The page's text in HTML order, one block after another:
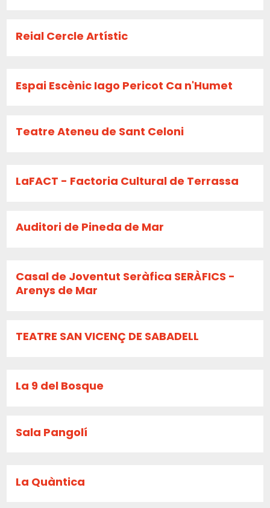
Reial Cercle Artístic
Espai Escènic Iago Pericot Ca n'Humet
Teatre Ateneu de Sant Celoni
LaFACT - Factoria Cultural de Terrassa
Auditori de Pineda de Mar
Casal de Joventut Seràfica SERÀFICS -
Arenys de Mar
TEATRE SAN VICENÇ DE SABADELL
La 9 del Bosque
Sala Pangolí
La Quàntica